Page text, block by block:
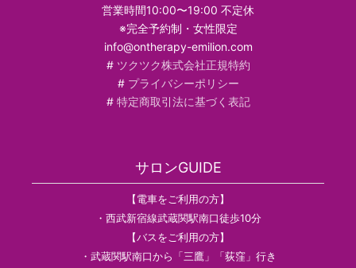
営業時間10:00〜19:00 不定休
※完全予約制・女性限定
info@ontherapy-emilion.com
# ツクツク株式会社正規特約
# プライバシーポリシー
# 特定商取引法に基づく表記
サロンGUIDE
【電車をご利用の方】
・西武新宿線武蔵関駅南口徒歩10分
【バスをご利用の方】
・武蔵関駅南口から「三鷹」「荻窪」行き